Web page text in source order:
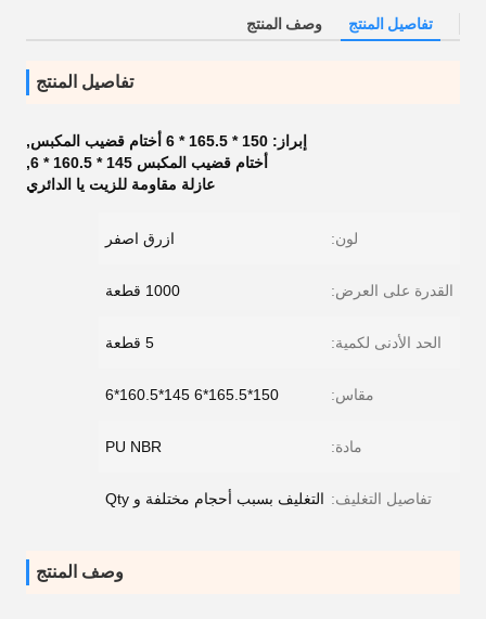
تفاصيل المنتج وصف المنتج
تفاصيل المنتج
إبراز: 150 * 165.5 * 6 أختام قضيب المكبس
,
أختام قضيب المكبس 145 * 160.5 * 6
,
عازلة مقاومة للزيت يا الدائري
لون: ازرق اصفر
القدرة على العرض: 1000 قطعة
الحد الأدنى لكمية: 5 قطعة
مقاس: 150*165.5*6 145*160.5*6
مادة: PU NBR
تفاصيل التغليف: التغليف بسبب أحجام مختلفة و Qty
وصف المنتج